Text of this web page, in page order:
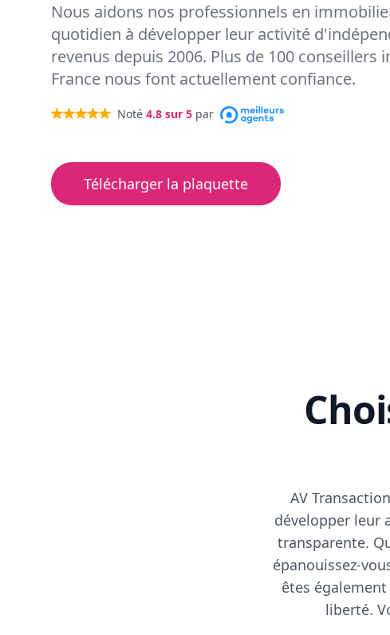
Nous aidons nos professionnels en
quotidien à développer leur activité
revenus depuis 2006. Plus de 100 conseillers
France nous font actuellement confiance.
Noté 4.8 sur 5 par
Télécharger la plaquette
AV
développer leur
transparente.
épanouissez-
êtes
liberté.